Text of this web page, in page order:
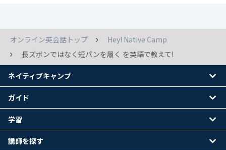
オンライン英会話トップ
Hey! Native Camp
長ズボンではなく短パンを履く を英語で教えて!
ネイティブキャンプ
ガイド
学習
講師を探す